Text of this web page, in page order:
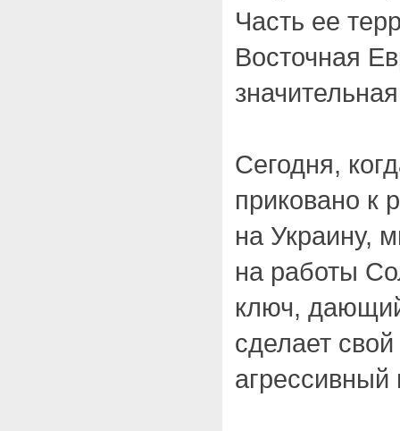
Часть ее
Восточная
Сегодня,
приковано к
на Украину,
на работы
ключ,
сделает
агрессивный